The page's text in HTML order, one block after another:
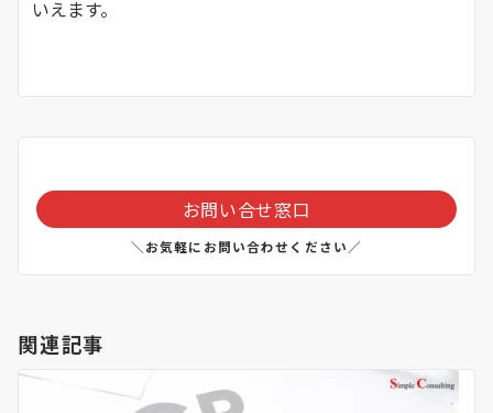
いえます。
お問い合せ窓口
＼お気軽にお問い合わせください／
関連記事